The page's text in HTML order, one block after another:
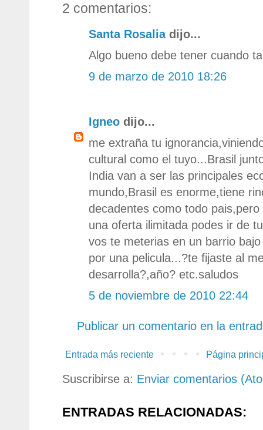
2 comentarios:
Santa Rosaliadijo...
Algo bueno debe tener cuando
9 de marzo de 2010 18:26
Igneo dijo...
me extraña tu
cultural como el tuyo...Brasil
India van a ser las principales
mundo,Brasil es enorme,tiene
decadentes como todo
una oferta ilimitada podes ir de
vos te meterias en un barrio
por una pelicula...?te fijaste al
desarrolla?,año? etc.saludos
5 de noviembre de 2010 22:44
Publicar un comentario en la
Entrada más reciente Página
Suscribirse a: Enviar comentarios
ENTRADAS RELACIONADAS: